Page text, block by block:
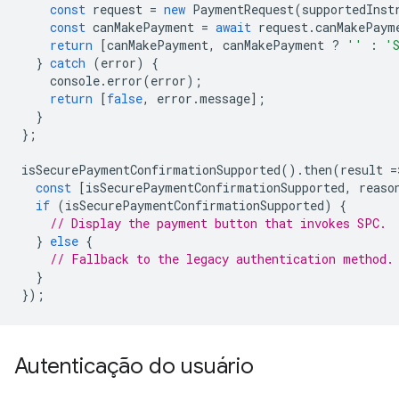
const request = new PaymentRequest(
const canMakePayment = await request.
return
[canMakePayment, canMakePayment ? '' :
} catch (error)
{
console. error(error);
return
[false, error .message];
}
};
isSecurePaymentConfirmationSupported(). then(result =
const
[isSecurePaymentConfirmationSupported,
if (isSecurePaymentConfirmationSupported)
{
// Display the payment button that invokes SPC.
} else {
// Fallback to the legacy authentication method.
}
});
Autenticação do usuário